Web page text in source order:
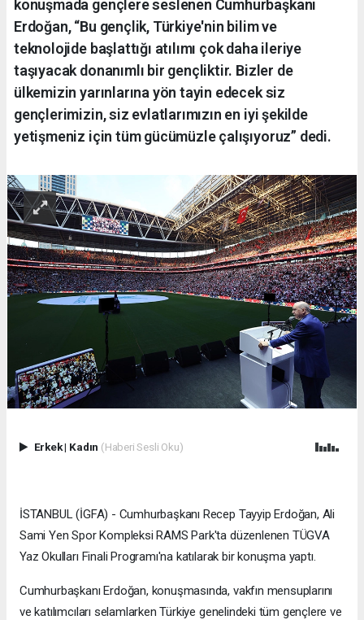
konuşmada gençlere seslenen Cumhurbaşkanı
Erdoğan, “Bu gençlik, Türkiye'nin bilim ve
teknolojide başlattığı atılımı çok daha ileriye
taşıyacak donanımlı bir gençliktir. Bizler de
ülkemizin yarınlarına yön tayin edecek siz
gençlerimizin, siz evlatlarımızın en iyi şekilde
yetişmeniz için tüm gücümüzle çalışıyoruz” dedi.
Erkek| Kadın (Haberi Sesli Oku)
İSTANBUL (İGFA) - Cumhurbaşkanı Recep Tayyip Erdoğan, Ali
Sami Yen Spor Kompleksi RAMS Park'ta düzenlenen TÜGVA
Yaz Okulları Finali Programı'na katılarak bir konuşma yaptı.
Cumhurbaşkanı Erdoğan, konuşmasında, vakfın mensuplarını
ve katılımcıları selamlarken Türkiye genelindeki tüm gençlere ve